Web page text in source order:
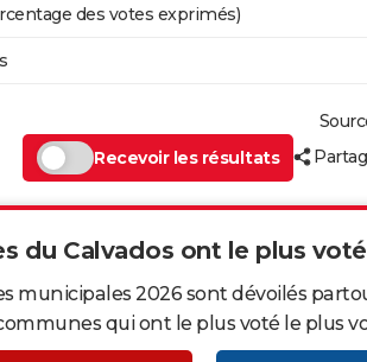
des votes exprimés)
Recevoir les résultats
du Calvados ont le plus
municipales 2026 sont dévoilés
qui ont le plus voté le plus